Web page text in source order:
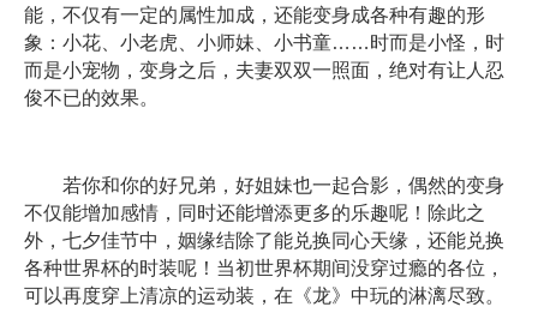
能，不仅有一定的属性加成，还能变身成各种有趣的形
象：小花、小老虎、小师妹、小书童……时而是小怪，时
而是小宠物，变身之后，夫妻双双一照面，绝对有让人忍
俊不已的效果。
若你和你的好兄弟，好姐妹也一起合影，偶然的变身
不仅能增加感情，同时还能增添更多的乐趣呢！除此之
外，七夕佳节中，姻缘结除了能兑换同心天缘，还能兑换
各种世界杯的时装呢！当初世界杯期间没穿过瘾的各位，
可以再度穿上清凉的运动装，在《龙》中玩的淋漓尽致。